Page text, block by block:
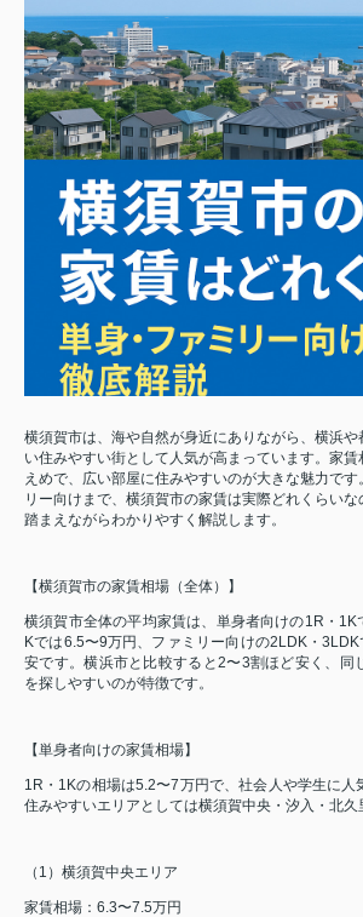
横須賀市は、海や自然が身近にありながら、横浜
い住みやすい街として人気が高まっています。家
えめで、広い部屋に住みやすいのが大きな魅力です
リー向けまで、横須賀市の家賃は実際どれくらい
踏まえながらわかりやすく解説します。
【横須賀市の家賃相場（全体）】
横須賀市全体の平均家賃は、単身者向けの1R・
Kでは6.5〜9万円、ファミリー向けの2LDK・
安です。横浜市と比較すると2〜3割ほど安く、同
を探しやすいのが特徴です。
【単身者向けの家賃相場】
1R・1Kの相場は5.2〜7万円で、社会人や学生に人
住みやすいエリアとしては横須賀中央・汐入・北久
（1）横須賀中央エリア
家賃相場：6.3〜7.5万円